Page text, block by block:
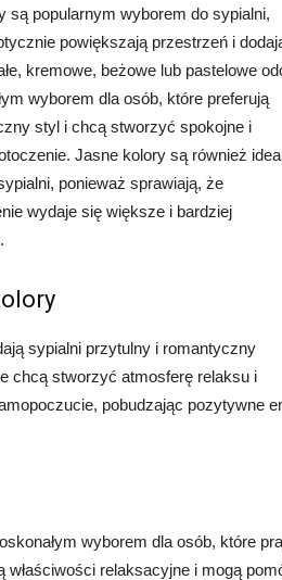
są popularnym wyborem do sypialni,
powiększają przestrzeń i
kremowe, beżowe lub pastelowe
wyborem dla osób, które preferują
styl i chcą stworzyć spokojne i
Jasne kolory są również
ponieważ sprawiają, że
wydaje się większe i bardziej
sypialni przytulny i romantyczny
chcą stworzyć atmosferę relaksu i
pobudzając pozytywne
wyborem dla osób, które
relaksacyjne i mogą